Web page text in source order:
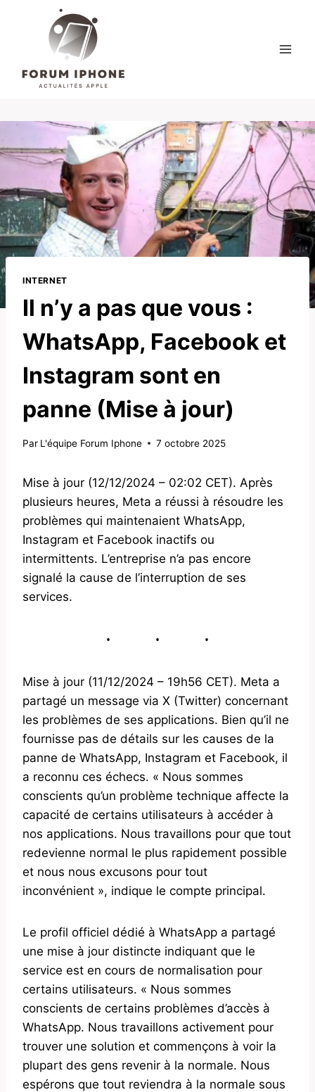
INTERNET
Il n’y a pas que vous :
WhatsApp, Facebook et
Instagram sont en
panne (Mise à jour)
Par L'équipe Forum Iphone 7 octobre 2025
Mise à jour (12/12/2024 – 02:02 CET). Après
plusieurs heures, Meta a réussi à résoudre les
problèmes qui maintenaient WhatsApp,
Instagram et Facebook inactifs ou
intermittents. L’entreprise n’a pas encore
signalé la cause de l’interruption de ses
services.
Mise à jour (11/12/2024 – 19h56 CET). Meta a
partagé un message via X (Twitter) concernant
les problèmes de ses applications. Bien qu’il ne
fournisse pas de détails sur les causes de la
panne de WhatsApp, Instagram et Facebook, il
a reconnu ces échecs. « Nous sommes
conscients qu’un problème technique affecte la
capacité de certains utilisateurs à accéder à
nos applications. Nous travaillons pour que tout
redevienne normal le plus rapidement possible
et nous nous excusons pour tout
inconvénient », indique le compte principal.
Le profil officiel dédié à WhatsApp a partagé
une mise à jour distincte indiquant que le
service est en cours de normalisation pour
certains utilisateurs. « Nous sommes
conscients de certains problèmes d’accès à
WhatsApp. Nous travaillons activement pour
trouver une solution et commençons à voir la
plupart des gens revenir à la normale. Nous
espérons que tout reviendra à la normale sous